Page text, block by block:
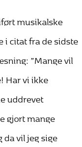
musikalske
i citat fra de sidste
”Mange vil
Har vi ikke
uddrevet
gjort mange
vil jeg sige